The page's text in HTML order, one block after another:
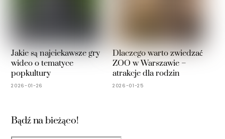
Jakie są najciekawsze gry
wideo o tematyce
popkultury
2026-01-26
Dlaczego warto zwiedzać
ZOO w Warszawie –
atrakcje dla rodzin
2026-01-25
Bądź na bieżąco!